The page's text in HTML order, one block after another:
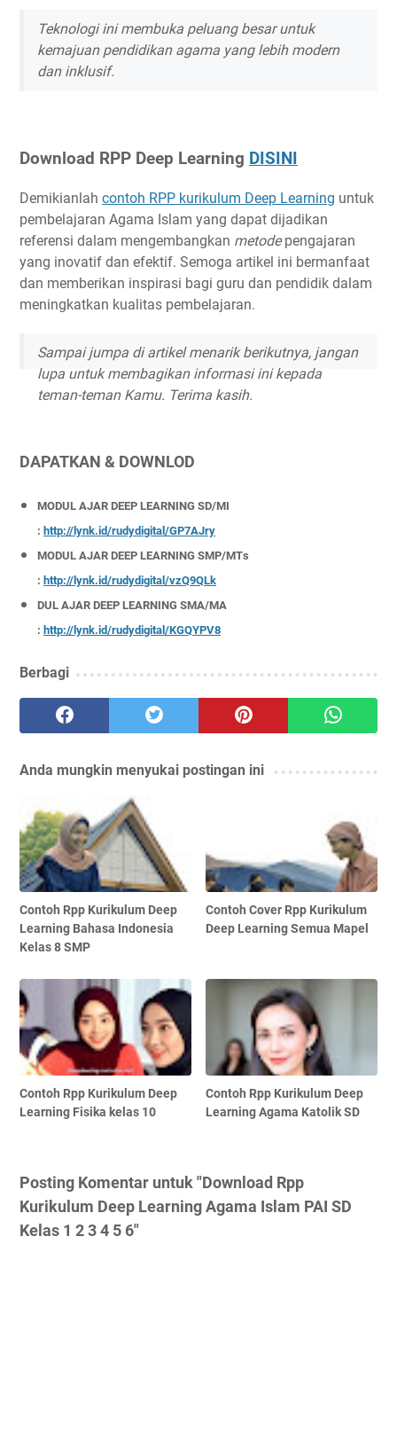
Teknologi ini membuka peluang besar untuk
kemajuan pendidikan agama yang lebih modern
dan inklusif.
Download RPP Deep Learning DISINI
Demikianlah contoh RPP kurikulum Deep Learning untuk
pembelajaran Agama Islam yang dapat dijadikan
referensi dalam mengembangkan metodepengajaran
yang inovatif dan efektif. Semoga artikel ini bermanfaat
dan memberikan inspirasi bagi guru dan pendidik dalam
meningkatkan kualitas pembelajaran.
Sampai jumpa di artikel menarik berikutnya, jangan
lupa untuk membagikan informasi ini kepada
teman-teman Kamu. Terima kasih.
DAPATKAN & DOWNLOD
MODUL AJAR DEEP LEARNING SD/MI
: http://lynk.id/rudydigital/GP7AJry
MODUL AJAR DEEP LEARNING SMP/MTs
: http://lynk.id/rudydigital/vzQ9QLk
DUL AJAR DEEP LEARNING SMA/MA
: http://lynk.id/rudydigital/KGQYPV8
Berbagi
Anda mungkin menyukai postingan ini
Contoh Rpp Kurikulum Deep
Learning Bahasa Indonesia
Kelas 8 SMP
Contoh Cover Rpp Kurikulum
Deep Learning Semua Mapel
Contoh Rpp Kurikulum Deep
Learning Fisika kelas 10
Contoh Rpp Kurikulum Deep
Learning Agama Katolik SD
Posting Komentar untuk "Download Rpp
Kurikulum Deep Learning Agama Islam PAI SD
Kelas 1 2 3 4 5 6"